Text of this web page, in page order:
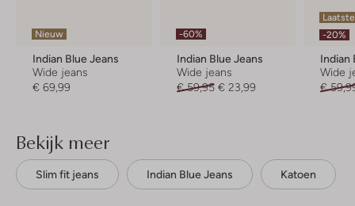
Nieuw
Indian Blue Jeans
Wide jeans
€ 69,99
-60%
Indian Blue Jeans
Wide jeans
€ 59,95 € 23,99
-20%
Indian
Wide
€
Bekijk meer
Slim fit jeans Indian Blue Jeans Katoen